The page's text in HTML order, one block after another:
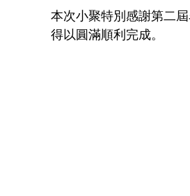
本次小聚特別感謝第二
得以圓滿順利完成。